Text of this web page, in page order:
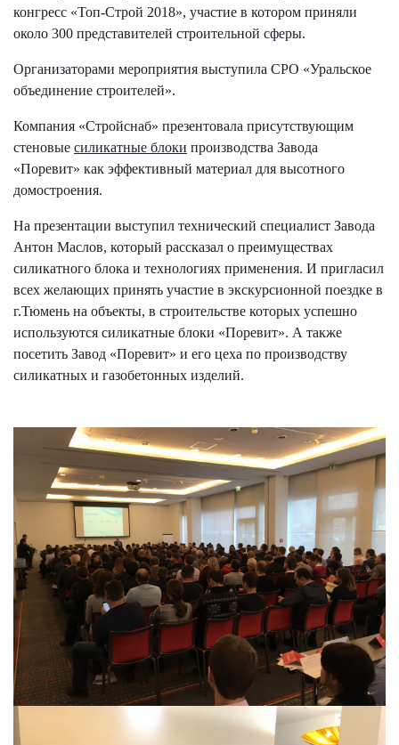
конгресс «Топ-Строй 2018», участие в котором приняли
около 300 представителей строительной сферы.
Организаторами мероприятия выступила СРО «Уральское
объединение строителей».
Компания «Стройснаб» презентовала присутствующим
стеновые силикатные блоки производства Завода
«Поревит» как эффективный материал для высотного
домостроения.
На презентации выступил технический специалист Завода
Антон Маслов, который рассказал о преимуществах
силикатного блока и технологиях применения. И пригласил
всех желающих принять участие в экскурсионной поездке в
г.Тюмень на объекты, в строительстве которых успешно
используются силикатные блоки «Поревит». А также
посетить Завод «Поревит» и его цеха по производству
силикатных и газобетонных изделий.